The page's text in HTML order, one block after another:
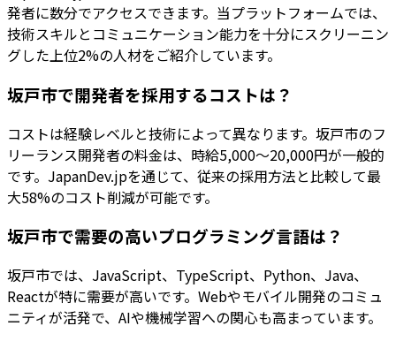
発者に数分でアクセスできます。当プラットフォームでは、
技術スキルとコミュニケーション能力を十分にスクリーニン
グした上位2%の人材をご紹介しています。
坂戸市で開発者を採用するコストは？
コストは経験レベルと技術によって異なります。坂戸市のフ
リーランス開発者の料金は、時給5,000〜20,000円が一般的
です。JapanDev.jpを通じて、従来の採用方法と比較して最
大58%のコスト削減が可能です。
坂戸市で需要の高いプログラミング言語は？
坂戸市では、JavaScript、TypeScript、Python、Java、
Reactが特に需要が高いです。Webやモバイル開発のコミュ
ニティが活発で、AIや機械学習への関心も高まっています。